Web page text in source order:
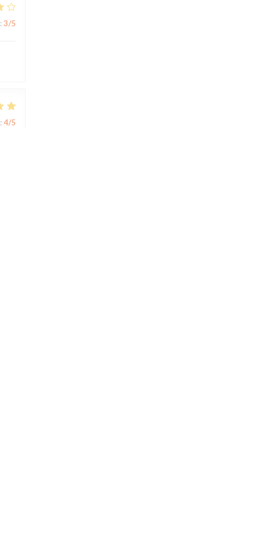
: 3/5
: 4/5